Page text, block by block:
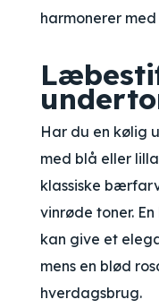
harmonerer
Har du en kølig
med blå eller
klassiske
vinrøde toner.
kan give et
mens en blød
hverdagsbrug.